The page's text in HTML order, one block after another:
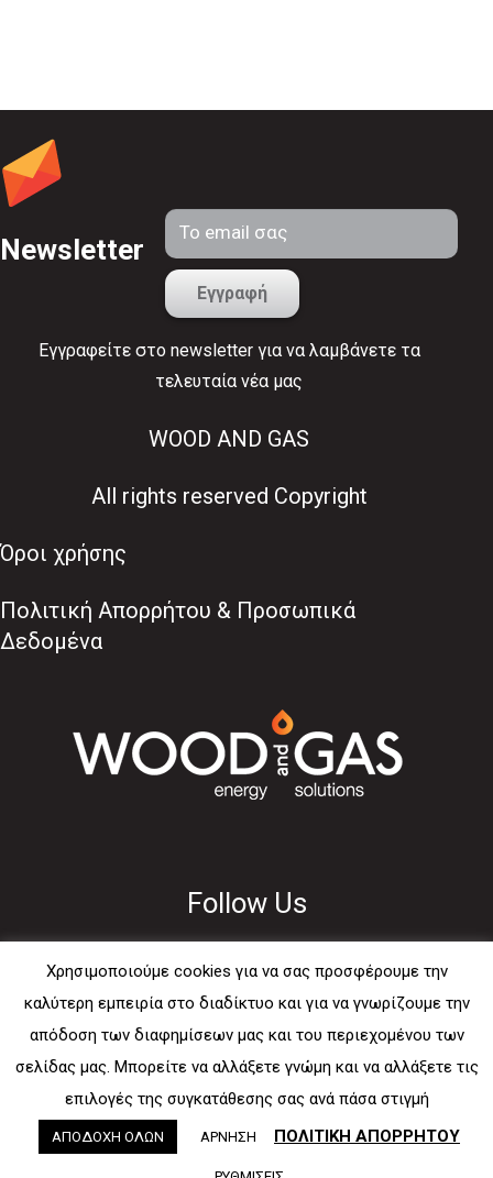
Newsletter
Εγγραφείτε στο newsletter για να λαμβάνετε τα
τελευταία νέα μας
WOOD AND GAS
All rights reserved Copyright
Όροι χρήσης
Πολιτική Απορρήτου & Προσωπικά
Δεδομένα
Follow Us
Usefull
E-mail
Χρησιμοποιούμε cookies για να σας προσφέρουμε την
καλύτερη εμπειρία στο διαδίκτυο και για να γνωρίζουμε την
απόδοση των διαφημίσεων μας και του περιεχομένου των
σελίδας μας. Μπορείτε να αλλάξετε γνώμη και να αλλάξετε τις
επιλογές της συγκατάθεσης σας ανά πάσα στιγμή
ΑΠΟΔΟΧΗ ΟΛΩΝ ΑΡΝΗΣΗ ΠΟΛΙΤΙΚΗ ΑΠΟΡΡΗΤΟΥ